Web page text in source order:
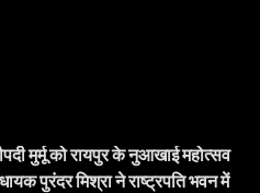
मुर्मू को रायपुर के नुआखाई महोत्सव
पुरंदर मिश्रा ने राष्ट्रपति भवन में